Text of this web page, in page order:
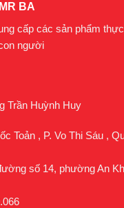
BA
cấp các sản phẩm
người
Trần Huỳnh Huy
Toản , P. Vo Thi Sáu ,
số 14, phường An